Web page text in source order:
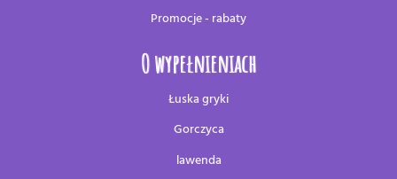
Promocje - rabaty
O wypełnieniach
Łuska gryki
Gorczyca
lawenda